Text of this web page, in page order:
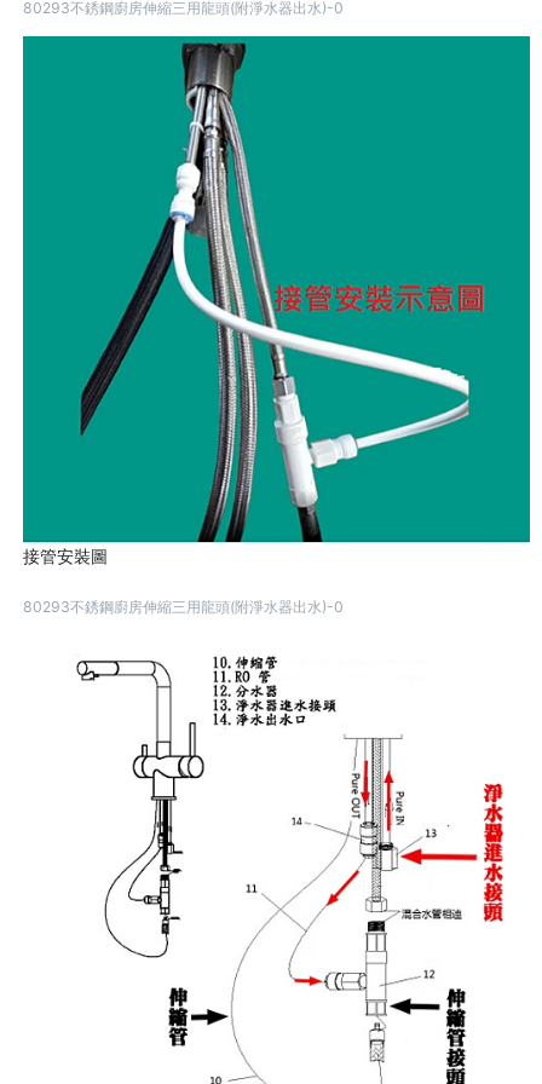
80293不銹鋼廚房伸縮三用龍頭(附淨水器出水)-0
接管安裝圖
80293不銹鋼廚房伸縮三用龍頭(附淨水器出水)-0